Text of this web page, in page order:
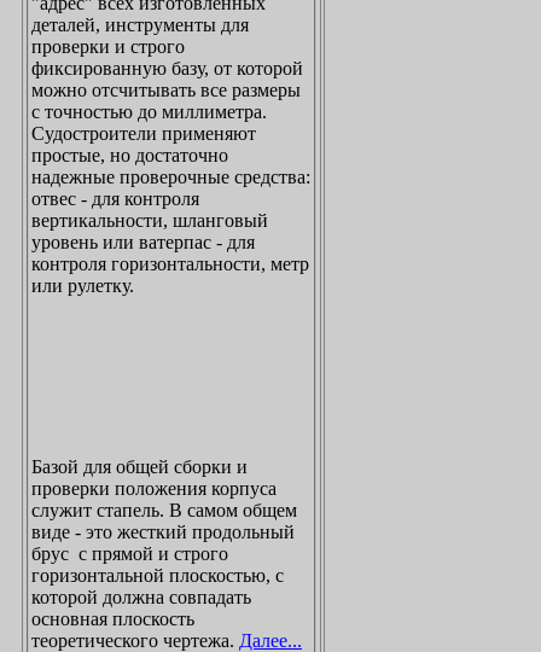
деталей, инструменты для
проверки и строго
фиксированную базу, от которой
можно отсчитывать все размеры
с точностью до миллиметра.
Судостроители применяют
простые, но достаточно
надежные проверочные средства:
отвес - для контроля
вертикальности, шланговый
уровень или ватерпас - для
контроля горизонтальности, метр
или рулетку.
Базой для общей сборки и
проверки положения корпуса
служит стапель. В самом общем
виде - это жесткий продольный
брус с прямой и строго
горизонтальной плоскостью, с
которой должна совпадать
основная плоскость
теоретического чертежа. Далее...